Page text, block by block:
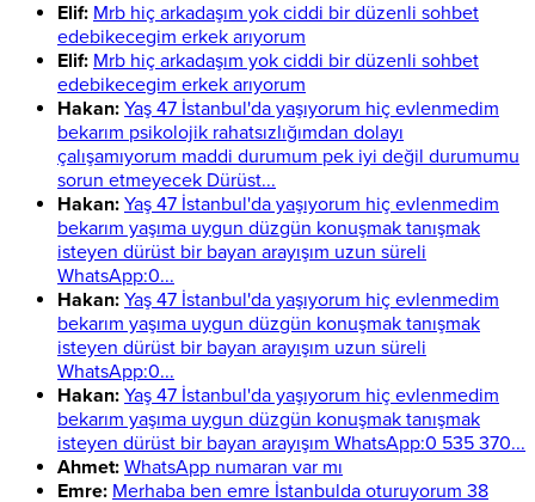
Elif: Mrb hiç arkadaşım yok ciddi bir düzenli sohbet
edebikecegim erkek arıyorum
Elif: Mrb hiç arkadaşım yok ciddi bir düzenli sohbet
edebikecegim erkek arıyorum
Hakan: Yaş 47 İstanbul'da yaşıyorum hiç evlenmedim
bekarım psikolojik rahatsızlığımdan dolayı
çalışamıyorum maddi durumum pek iyi değil durumumu
sorun etmeyecek Dürüst...
Hakan: Yaş 47 İstanbul'da yaşıyorum hiç evlenmedim
bekarım yaşıma uygun düzgün konuşmak tanışmak
isteyen dürüst bir bayan arayışım uzun süreli
WhatsApp:0...
Hakan: Yaş 47 İstanbul'da yaşıyorum hiç evlenmedim
bekarım yaşıma uygun düzgün konuşmak tanışmak
isteyen dürüst bir bayan arayışım uzun süreli
WhatsApp:0...
Hakan: Yaş 47 İstanbul'da yaşıyorum hiç evlenmedim
bekarım yaşıma uygun düzgün konuşmak tanışmak
isteyen dürüst bir bayan arayışım WhatsApp:0 535 370...
Ahmet: WhatsApp numaran var mı
Emre: Merhaba ben emre İstanbulda oturuyorum 38